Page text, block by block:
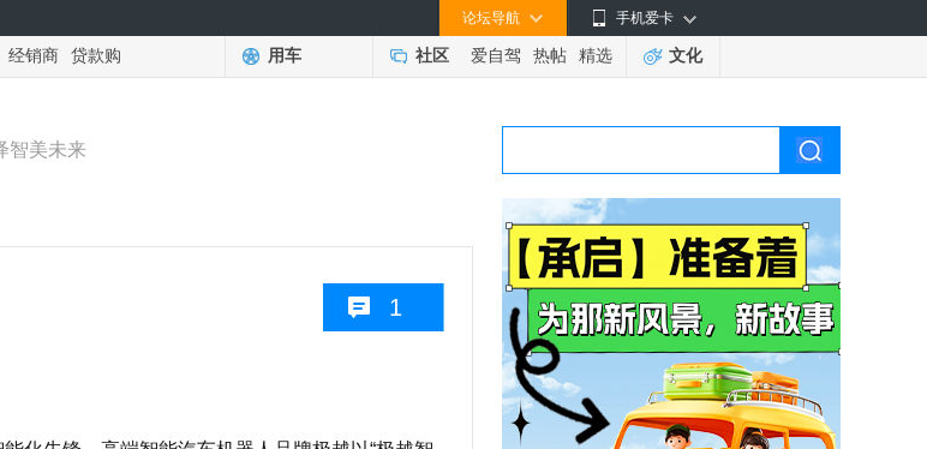
手机爱卡
论坛导航
经销商 贷款购 用车 社区 爱自驾 热帖 精选 文化
智美未来
1